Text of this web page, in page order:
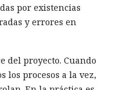
por existencias
y errores en
del proyecto. Cuando
los procesos a la vez,